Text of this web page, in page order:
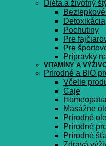
Diéta a životný
Detoxikácia
Pochutiny
Pre
Pre
Prípravky
VITAMÍNY A
Prírodné a BIO
Včelie
Čaje
Homeopatia
Masážne
Prírodné
Prírodné
Prírodné